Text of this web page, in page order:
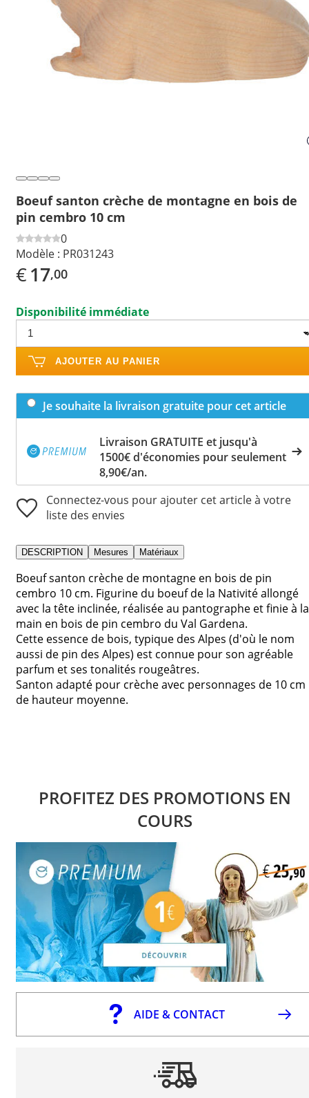
Boeuf santon crèche de montagne en bois de
pin cembro 10 cm
0
Modèle : PR031243
€17,00
Disponibilité immédiate
AJOUTER AU PANIER
Je souhaite la livraison gratuite pour cet article
Livraison GRATUITE et jusqu'à
1500€ d'économies pour seulement
8,90€/an.
Connectez-vous pour ajouter cet article à votre
liste des envies
DESCRIPTION Mesures Matériaux
Boeuf santon crèche de montagne en bois de pin
cembro 10 cm. Figurine du boeuf de la Nativité allongé
avec la tête inclinée, réalisée au pantographe et finie à la
main en bois de pin cembro du Val Gardena.
Cette essence de bois, typique des Alpes (d'où le nom
aussi de pin des Alpes) est connue pour son agréable
parfum et ses tonalités rougeâtres.
Santon adapté pour crèche avec personnages de 10 cm
de hauteur moyenne.
PROFITEZ DES PROMOTIONS EN
COURS
AIDE & CONTACT